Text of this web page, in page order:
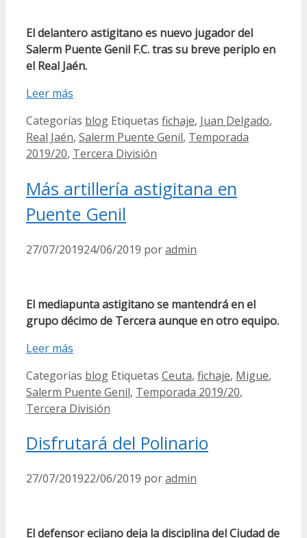
El delantero astigitano es nuevo jugador del
Salerm Puente Genil F.C. tras su breve periplo en
el Real Jaén.
Leer más
Categorías blog Etiquetas fichaje, Juan Delgado,
Real Jaén, Salerm Puente Genil, Temporada
2019/20, Tercera División
Más artillería astigitana en
Puente Genil
27/07/201924/06/2019 poradmin
El mediapunta astigitano se mantendrá en el
grupo décimo de Tercera aunque en otro equipo.
Leer más
Categorías blog Etiquetas Ceuta, fichaje, Migue,
Salerm Puente Genil, Temporada 2019/20,
Tercera División
Disfrutará del Polinario
27/07/201922/06/2019 poradmin
El defensor ecijano deja la disciplina del Ciudad de